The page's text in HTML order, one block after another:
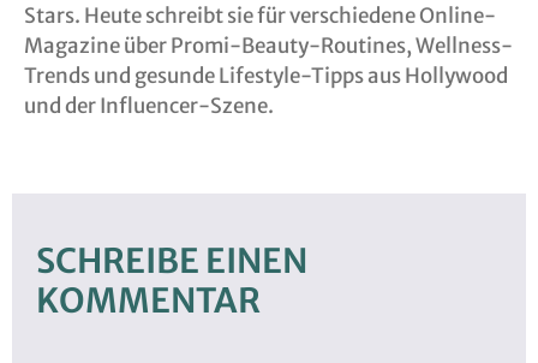
Stars. Heute schreibt sie für verschiedene Online-
Magazine über Promi-Beauty-Routines, Wellness-
Trends und gesunde Lifestyle-Tipps aus Hollywood
und der Influencer-Szene.
SCHREIBE EINEN
KOMMENTAR